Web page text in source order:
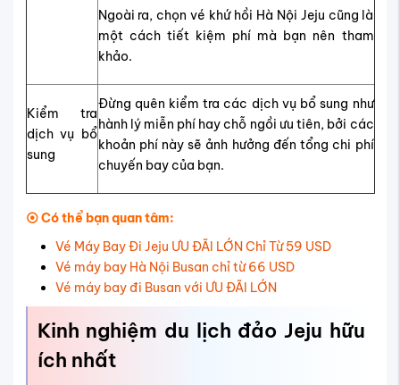
Ngoài ra, chọn vé khứ hồi Hà Nội Jeju cũng là
một cách tiết kiệm phí mà bạn nên tham
khảo.
Kiểm tra
dịch vụ bổ
sung
Đừng quên kiểm tra các dịch vụ bổ sung như
hành lý miễn phí hay chỗ ngồi ưu tiên, bởi các
khoản phí này sẽ ảnh hưởng đến tổng chi phí
chuyến bay của bạn.
⦿ Có thể bạn quan tâm:
Vé Máy Bay Đi Jeju ƯU ĐÃI LỚN Chỉ Từ 59 USD
Vé máy bay Hà Nội Busan chỉ từ 66 USD
Vé máy bay đi Busan với ƯU ĐÃI LỚN
Kinh nghiệm du lịch đảo Jeju hữu
ích nhất